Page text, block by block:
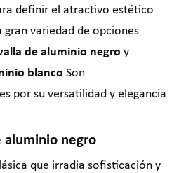
definir el atractivo estético
variedad de opciones
de aluminio negro y
blanco Son
por su versatilidad y elegancia
aluminio negro
que irradia sofisticación y